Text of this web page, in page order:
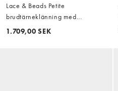
Lace & Beads Petite
brudtärneklänning med
rosettaxlar i tyll med lager i
1.709,00 SEK